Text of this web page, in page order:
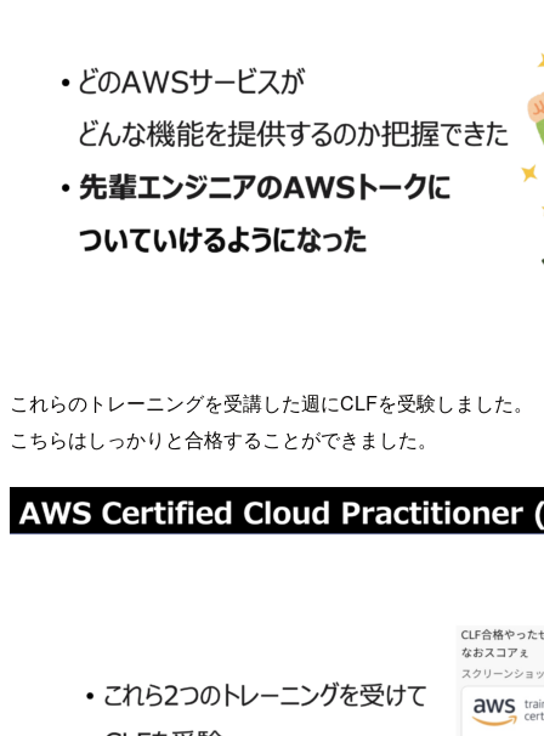
これらのトレーニングを受講した週にCLFを受験しました。
こちらはしっかりと合格することができました。